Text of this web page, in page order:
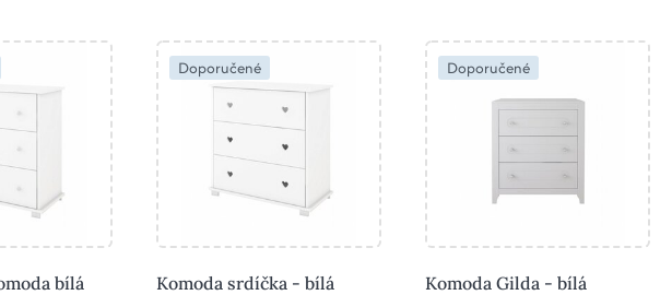
bílá
Doporučené
Komoda srdíčka - bílá
Doporučené
Komoda Gilda - bílá